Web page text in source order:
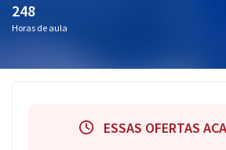
Aprovados
248
Horas de aula
ESSAS OFERTAS